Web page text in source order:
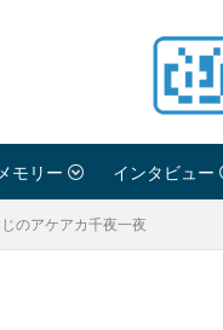
メモリー インタビュー
のアケアカ千夜一夜